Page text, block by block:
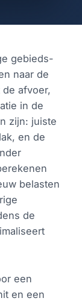
gebieds-
naar de
afvoer,
in de
zijn: juiste
en de
belasten
de
een
en een